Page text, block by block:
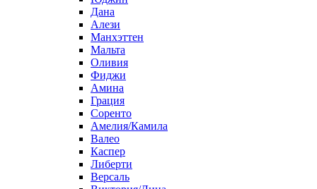
Дана
Алези
Манхэттен
Мальта
Оливия
Фиджи
Амина
Грация
Соренто
Амелия/Камила
Валео
Каспер
Либерти
Версаль